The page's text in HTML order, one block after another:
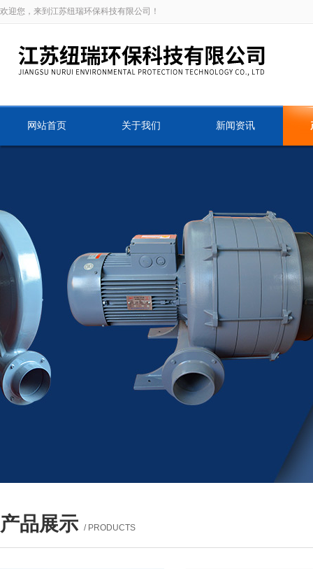
欢迎您，来到江苏纽瑞环保科技有限公司！
网站首页 关于我们 新闻资讯
产品展示 / PRODUCTS